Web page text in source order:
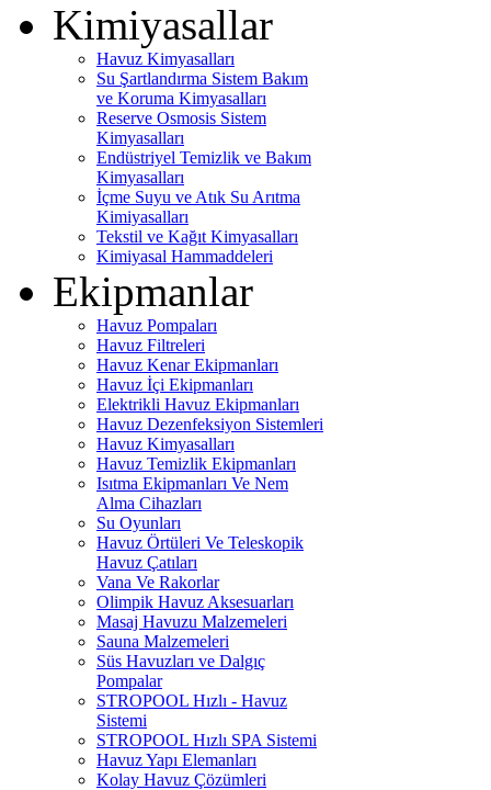
Kimiyasallar
Havuz Kimyasalları
Su Şartlandırma Sistem Bakım
ve Koruma Kimyasalları
Reserve Osmosis Sistem
Kimyasalları
Endüstriyel Temizlik ve Bakım
Kimyasalları
İçme Suyu ve Atık Su Arıtma
Kimiyasalları
Tekstil ve Kağıt Kimyasalları
Kimiyasal Hammaddeleri
Ekipmanlar
Havuz Pompaları
Havuz Filtreleri
Havuz Kenar Ekipmanları
Havuz İçi Ekipmanları
Elektrikli Havuz Ekipmanları
Havuz Dezenfeksiyon Sistemleri
Havuz Kimyasalları
Havuz Temizlik Ekipmanları
Isıtma Ekipmanları Ve Nem
Alma Cihazları
Su Oyunları
Havuz Örtüleri Ve Teleskopik
Havuz Çatıları
Vana Ve Rakorlar
Olimpik Havuz Aksesuarları
Masaj Havuzu Malzemeleri
Sauna Malzemeleri
Süs Havuzları ve Dalgıç
Pompalar
STROPOOL Hızlı - Havuz
Sistemi
STROPOOL Hızlı SPA Sistemi
Havuz Yapı Elemanları
Kolay Havuz Çözümleri